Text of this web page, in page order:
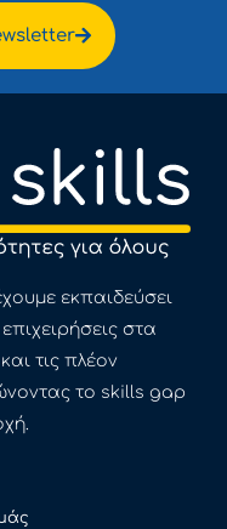
εκπαιδεύσει
στα
τις πλέον
το skills gap